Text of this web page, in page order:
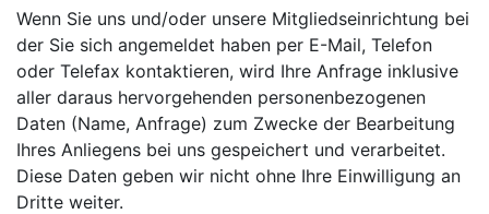
Wenn Sie uns und/oder unsere Mitgliedseinrichtung bei
der Sie sich angemeldet haben per E-Mail, Telefon
oder Telefax kontaktieren, wird Ihre Anfrage inklusive
aller daraus hervorgehenden personenbezogenen
Daten (Name, Anfrage) zum Zwecke der Bearbeitung
Ihres Anliegens bei uns gespeichert und verarbeitet.
Diese Daten geben wir nicht ohne Ihre Einwilligung an
Dritte weiter.